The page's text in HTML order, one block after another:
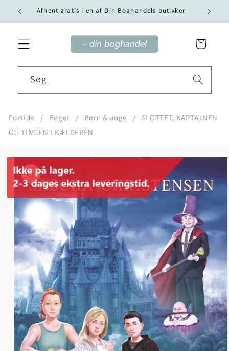
Gå til
indhold
Afhent gratis i en af Din Boghandels butikker Vi
Søg
Indkøbskurv
Forside Bøger Børn & unge
SLOTTET, KAPTAJNEN
OG TINGEN I KÆLDEREN
Gå til
produktoplysninger